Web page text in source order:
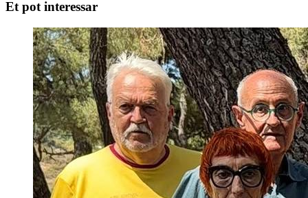
Et pot interessar